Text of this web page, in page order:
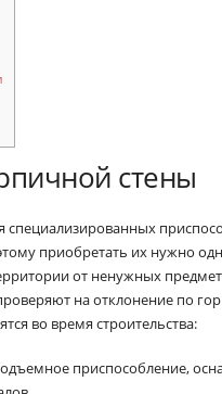
стены
специализированных
приобретать их нужно
от ненужных
на отклонение по
во время строительства:
приспособление,